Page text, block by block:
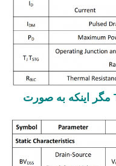
ویژگی های الکتریکی ((Ta=25oC مگر اینکه به صورت